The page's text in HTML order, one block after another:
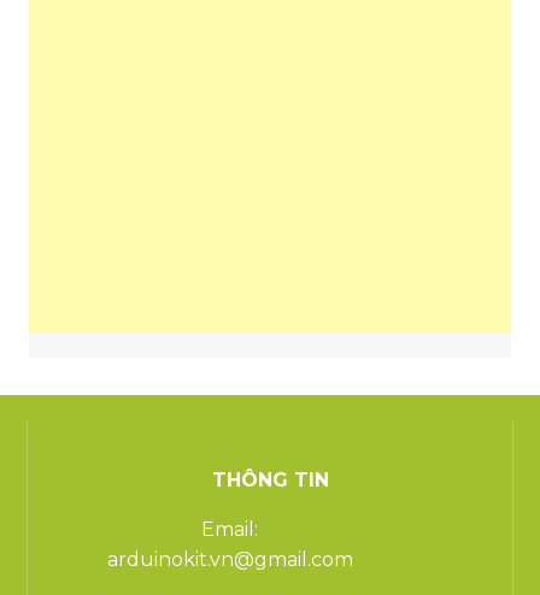
THÔNG TIN
Email:
arduinokit.vn@gmail.com